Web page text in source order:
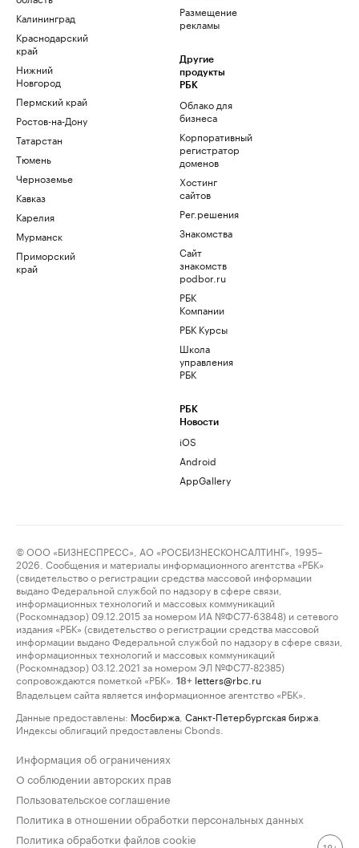
Калининград
Краснодарский
край
Нижний
Новгород
Пермский край
Ростов-на-Дону
Татарстан
Тюмень
Черноземье
Кавказ
Карелия
Мурманск
Приморский
край
Размещение
рекламы
Другие
продукты
РБК
Облако для
бизнеса
Корпоративный
регистратор
доменов
Хостинг
сайтов
Рег.решения
Знакомства
Сайт
знакомств
podbor.ru
РБК
Компании
РБК Курсы
Школа
управления
РБК
РБК
Новости
iOS
Android
AppGallery
© ООО «БИЗНЕСПРЕСС», АО «РОСБИЗНЕСКОНСАЛТИНГ», 1995–
2026. Сообщения и материалы информационного агентства «РБК»
(свидетельство о регистрации средства массовой информации
выдано Федеральной службой по надзору в сфере связи,
информационных технологий и массовых коммуникаций
(Роскомнадзор) 09.12.2015 за номером ИА №ФС77-63848) и сетевого
издания «РБК» (свидетельство о регистрации средства массовой
информации выдано Федеральной службой по надзору в сфере связи,
информационных технологий и массовых коммуникаций
(Роскомнадзор) 03.12.2021 за номером ЭЛ №ФС77-82385)
сопровождаются пометкой «РБК».
18+ letters@rbc.ru
Владельцем сайта является информационное агентство «РБК».
Данные предоставлены: Мосбиржа Санкт-Петербургская биржа
Индексы облигаций предоставлены Cbonds.
Информация об ограничениях
О соблюдении авторских прав
Пользовательское соглашение
Политика в отношении обработки персональных данных
Политика обработки файлов cookie